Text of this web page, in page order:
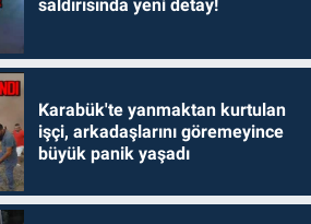
saldırısında yeni detay!
Karabük'te yanmaktan kurtulan
işçi, arkadaşlarını göremeyince
büyük panik yaşadı